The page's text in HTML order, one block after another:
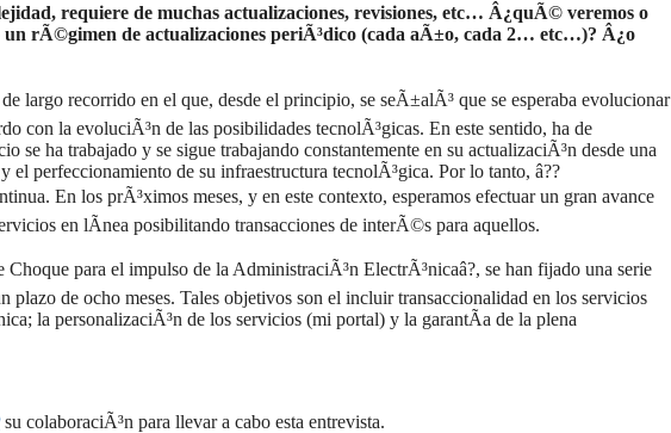
requiere de muchas actualizaciones, revisiones, etc… Â¿quÃ© veremos o
un rÃ©gimen de actualizaciones periÃ³dico (cada aÃ±o, cada 2… etc…)? Â¿o
largo recorrido en el que, desde el principio, se seÃ±alÃ³ que se esperaba evolucionar
con la evoluciÃ³n de las posibilidades tecnolÃ³gicas. En este sentido, ha de
se ha trabajado y se sigue trabajando constantemente en su actualizaciÃ³n desde una
el perfeccionamiento de su infraestructura tecnolÃ³gica. Por lo tanto, â??
En los prÃ³ximos meses, y en este contexto, esperamos efectuar un gran avance
en lÃ­nea posibilitando transacciones de interÃ©s para aquellos.
para el impulso de la AdministraciÃ³n ElectrÃ³nicaâ?, se han fijado una serie
plazo de ocho meses. Tales objetivos son el incluir transaccionalidad en los servicios
la personalizaciÃ³n de los servicios (mi portal) y la garantÃ­a de la plena
su colaboraciÃ³n para llevar a cabo esta entrevista.